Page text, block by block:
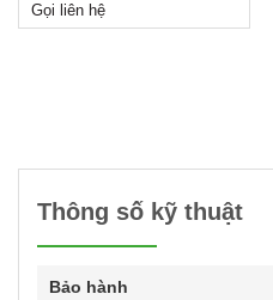
Gọi liên hệ
Thông số kỹ thuật
Bảo hành